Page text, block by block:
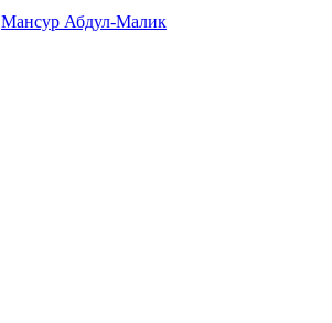
Мансур Абдул-Малик